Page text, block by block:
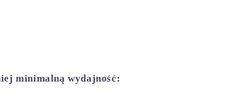
minimalną wydajność: